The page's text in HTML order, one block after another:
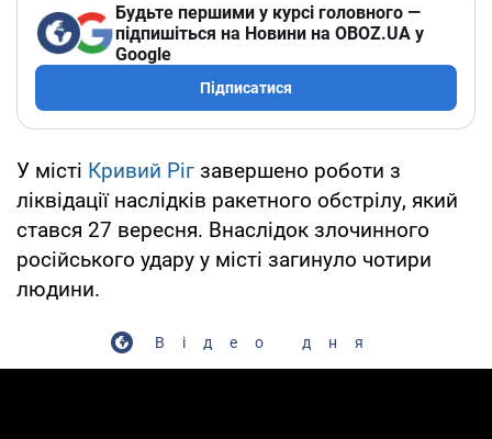
Будьте першими у курсі головного —
підпишіться на Новини на OBOZ.UA у
Google
Підписатися
У місті Кривий Ріг завершено роботи з
ліквідації наслідків ракетного обстрілу, який
стався 27 вересня. Внаслідок злочинного
російського удару у місті загинуло чотири
людини.
Відео дня